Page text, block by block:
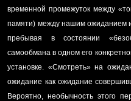
временной промежуток между
памяти) между нашим ожиданием
пребывая в состоянии
самообмана в одном его
установке. «Смотреть» на
ожидание как ожидание
Вероятно, необычность этого